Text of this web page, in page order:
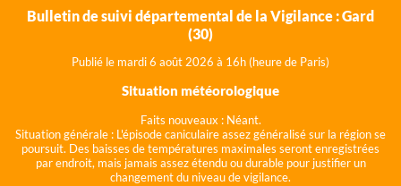
Bulletin de suivi départemental de la Vigilance : Gard
(30)
Publié le mardi 6 août 2026 à 16h (heure de Paris)
Situation météorologique
Faits nouveaux : Néant.
Situation générale : L'épisode caniculaire assez généralisé sur la région se
poursuit. Des baisses de températures maximales seront enregistrées
par endroit, mais jamais assez étendu ou durable pour justifier un
changement du niveau de vigilance.